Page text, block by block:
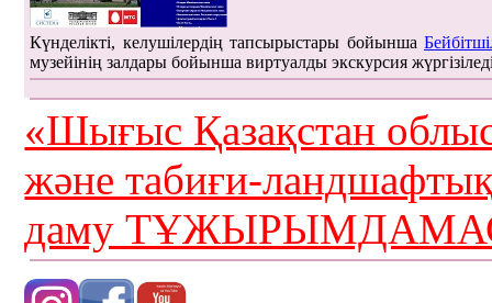
Күнделікті, келушілердің тапсырыстары бойынша
музейінің залдары бойынша виртуалды экскурсия
«Шығыс Қазақстан
және табиғи-
даму